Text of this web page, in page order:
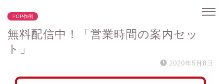
POP作例
無料配信中！「営業時間の案内セッ
ト」
2020年5月8日